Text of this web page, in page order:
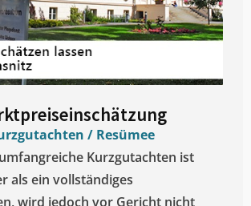
/ Resümee
Kurzgutachten ist
als ein vollständiges
wird jedoch vor Gericht nicht